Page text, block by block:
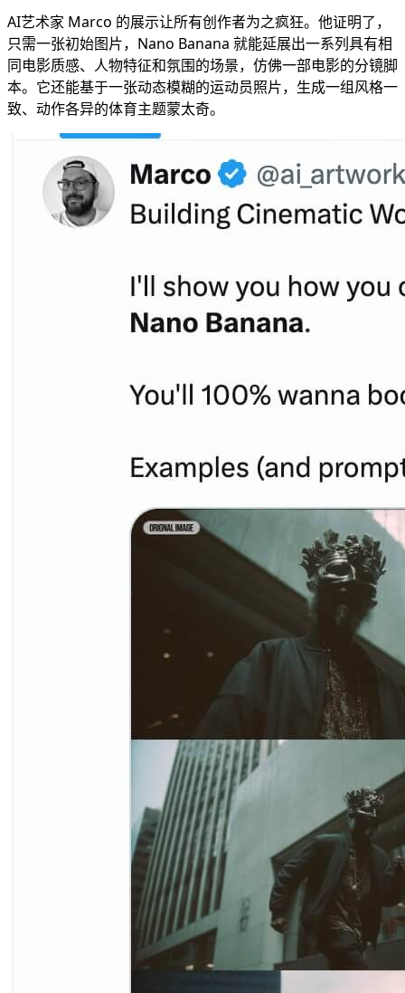
AI艺术家 Marco 的展示让所有创作者为之疯狂。他证明了，
只需一张初始图片，Nano Banana 就能延展出一系列具有相
同电影质感、人物特征和氛围的场景，仿佛一部电影的分镜脚
本。它还能基于一张动态模糊的运动员照片，生成一组风格一
致、动作各异的体育主题蒙太奇。